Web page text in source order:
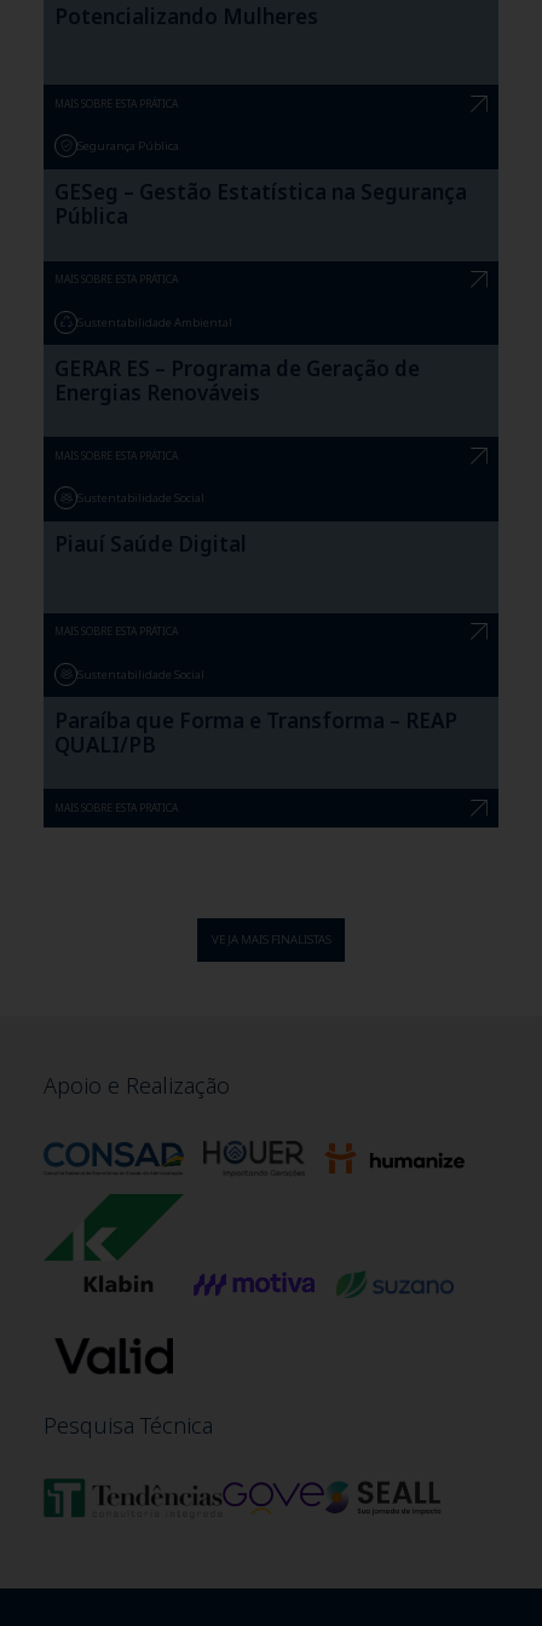
Potencializando Mulheres
MAIS SOBRE ESTA PRÁTICA
Segurança Pública
GESeg – Gestão Estatística na Segurança
Pública
MAIS SOBRE ESTA PRÁTICA
Sustentabilidade Ambiental
GERAR ES – Programa de Geração de
Energias Renováveis
MAIS SOBRE ESTA PRÁTICA
Sustentabilidade Social
Piauí Saúde Digital
MAIS SOBRE ESTA PRÁTICA
Sustentabilidade Social
Paraíba que Forma e Transforma – REAP
QUALI/PB
MAIS SOBRE ESTA PRÁTICA
VEJA MAIS FINALISTAS
Apoio e Realização
Pesquisa Técnica